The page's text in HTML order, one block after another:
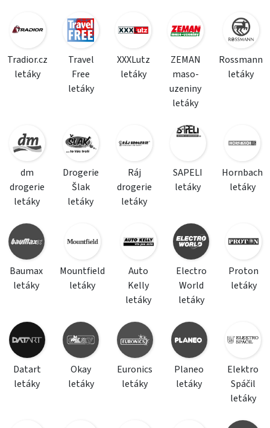
Tradior.cz
letáky
Travel
Free
letáky
XXXLutz
letáky
ZEMAN
maso-
uzeniny
letáky
Rossmann
letáky
dm
drogerie
letáky
Drogerie
Šlak
letáky
Ráj
drogerie
letáky
SAPELI
letáky
Hornbach
letáky
Baumax
letáky
Mountfield
letáky
Auto
Kelly
letáky
Electro
World
letáky
Proton
letáky
Datart
letáky
Okay
letáky
Euronics
letáky
Planeo
letáky
Elektro
Spáčil
letáky